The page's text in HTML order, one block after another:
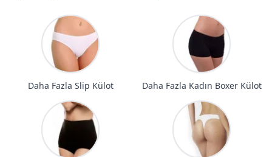
Daha Fazla Slip Külot Daha Fazla Kadın Boxer Külot